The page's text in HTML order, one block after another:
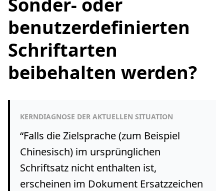
benutzerdefinierten
Schriftarten
beibehalten werden?
KERNDIAGNOSE DER AKTUELLEN SITUATION
“Falls die Zielsprache (zum Beispiel
Chinesisch) im ursprünglichen
Schriftsatz nicht enthalten ist,
erscheinen im Dokument Ersatzzeichen